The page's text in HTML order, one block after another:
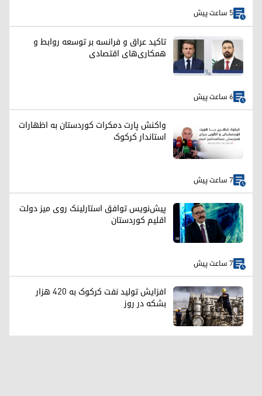
5 ساعت پیش
تاکید عراق و فرانسه بر توسعه روابط و
همکاری‌های اقتصادی
6 ساعت پیش
واکنش پارت دمکرات کوردستان به اظهارات
استاندار کرکوک
7 ساعت پیش
پیش‌نویس توافق استارلینک روی میز دولت
اقلیم کوردستان
7 ساعت پیش
افزایش تولید نفت کرکوک به ۴۲۰ هزار
بشکه در روز